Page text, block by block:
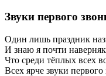
Звуки первого
Один лишь праздник
И знаю я почти
Что среди тёплых всех
Всех ярче звуки первого